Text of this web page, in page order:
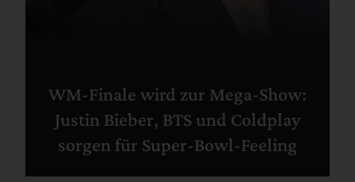
WM-Finale wird zur Mega-Show:
Justin Bieber, BTS und Coldplay
sorgen für Super-Bowl-Feeling